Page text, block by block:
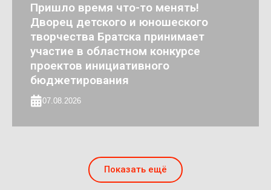
Пришло время что-то менять!
Дворец детского и юношеского
творчества Братска принимает
участие в областном конкурсе
проектов инициативного
бюджетирования
07.08.2026
Показать ещё